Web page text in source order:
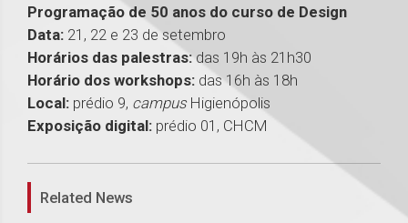
Programação de 50 anos do curso de Design
Data: 21, 22 e 23 de setembro
Horários das palestras: das 19h às 21h30
Horário dos workshops: das 16h às 18h
Local: prédio 9, campus Higienópolis
Exposição digital: prédio 01, CHCM
1
Related News